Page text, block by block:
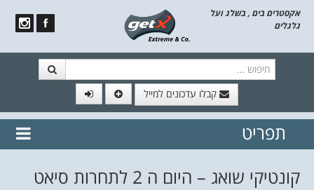
אקסטרים בים , בשלג ועל
גלגלים
קבלו עדכונים למייל
// הצטרף לרשימת תפוצה!
נשמח
תפריט
קונטיקי שואג – היום ה 2 לתחרות סיאט